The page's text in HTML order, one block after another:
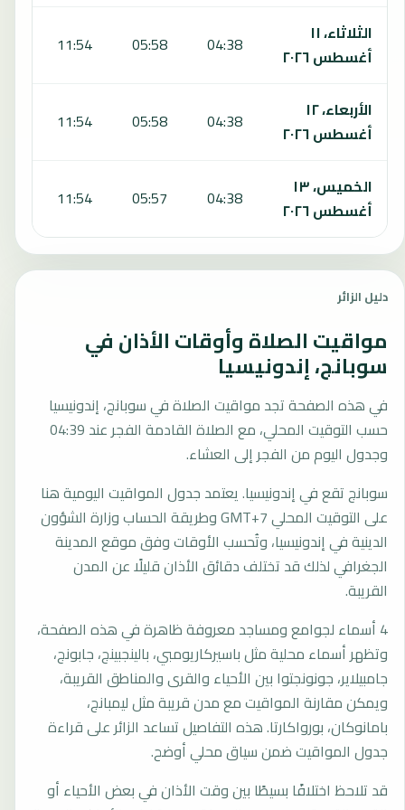
الثلاثاء، ١١
أغسطس ٢٠٢٦
04:38
05:58
11:54
الأربعاء، ١٢
أغسطس ٢٠٢٦
04:38
05:58
11:54
الخميس، ١٣
أغسطس ٢٠٢٦
04:38
05:57
11:54
دليل الزائر
مواقيت الصلاة وأوقات الأذان في
سوبانج، إندونيسيا
في هذه الصفحة تجد مواقيت الصلاة في سوبانج، إندونيسيا
حسب التوقيت المحلي، مع الصلاة القادمة الفجر عند 04:39
وجدول اليوم من الفجر إلى العشاء.
سوبانج تقع في إندونيسيا. يعتمد جدول المواقيت اليومية هنا
على التوقيت المحلي GMT+7 وطريقة الحساب وزارة الشؤون
الدينية في إندونيسيا، وتُحسب الأوقات وفق موقع المدينة
الجغرافي لذلك قد تختلف دقائق الأذان قليلًا عن المدن
القريبة.
4 أسماء لجوامع ومساجد معروفة ظاهرة في هذه الصفحة،
وتظهر أسماء محلية مثل باسيركاريومبي، بالينجبينج، جابونج،
جامبيلاير، جونونجتوا بين الأحياء والقرى والمناطق القريبة،
ويمكن مقارنة المواقيت مع مدن قريبة مثل ليمبانج،
بامانوكان، بورواكارتا. هذه التفاصيل تساعد الزائر على قراءة
جدول المواقيت ضمن سياق محلي أوضح.
قد تلاحظ اختلافًا بسيطًا بين وقت الأذان في بعض الأحياء أو